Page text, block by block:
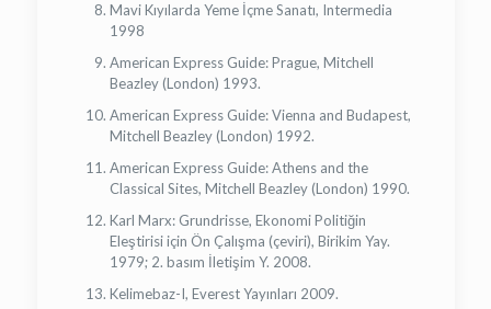
Mavi Kıyılarda Yeme İçme Sanatı, Intermedia
1998
American Express Guide: Prague, Mitchell
Beazley (London) 1993.
American Express Guide: Vienna and Budapest,
Mitchell Beazley (London) 1992.
American Express Guide: Athens and the
Classical Sites, Mitchell Beazley (London) 1990.
Karl Marx: Grundrisse, Ekonomi Politiğin
Eleştirisi için Ön Çalışma (çeviri), Birikim Yay.
1979; 2. basım İletişim Y. 2008.
Kelimebaz-I, Everest Yayınları 2009.